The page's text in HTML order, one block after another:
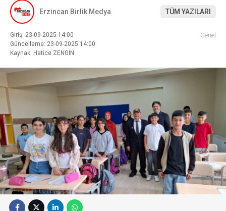
Erzincan Birlik Medya TÜM YAZILARI
Giriş: 23-09-2025 14:00
Güncelleme: 23-09-2025 14:00
Kaynak: Hatice ZENGİN
Genel